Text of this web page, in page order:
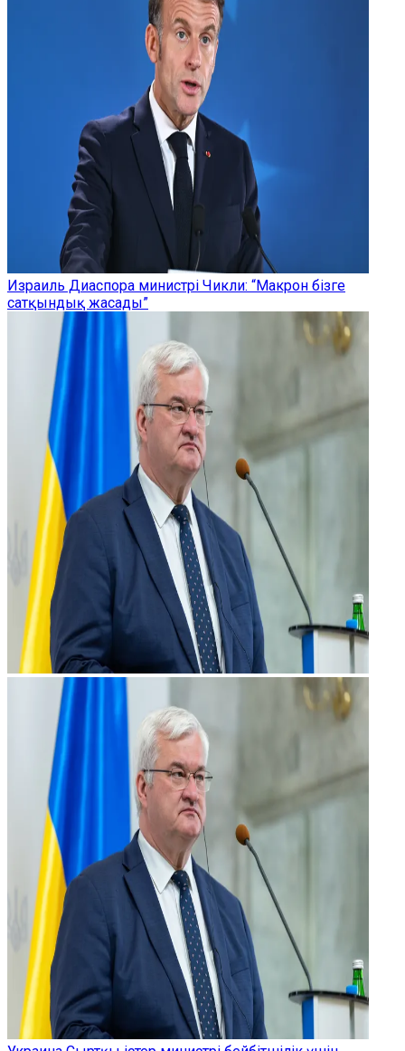
Израиль Диаспора министрі Чикли: “Макрон бізге
сатқындық жасады”